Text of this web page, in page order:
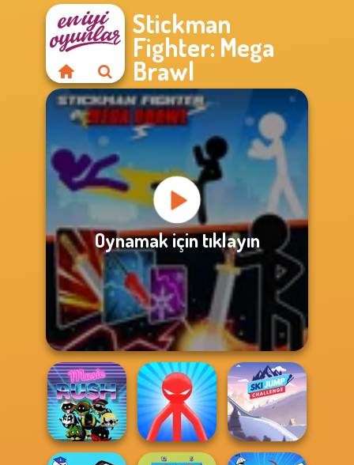
Stickman
Fighter: Mega
Brawl
Oynamak için tıklayın